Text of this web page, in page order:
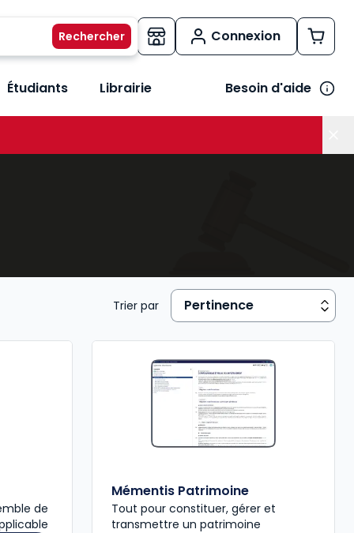
Connexion
métiers
le sous-menu Vos besoins
Étudiants Librairie Besoin d'aide
Trier par
de
Mémentis Patrimoine
Tout pour constituer, gérer et
transmettre un patrimoine